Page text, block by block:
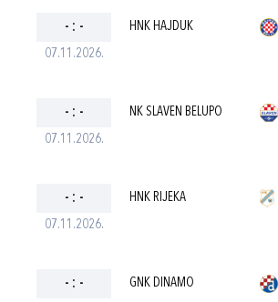
07.11.2026.
- : - HNK HAJDUK
07.11.2026.
- : - NK SLAVEN BELUPO
07.11.2026.
- : - HNK RIJEKA
- : - GNK DINAMO